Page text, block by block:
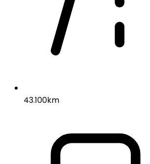
43.100km